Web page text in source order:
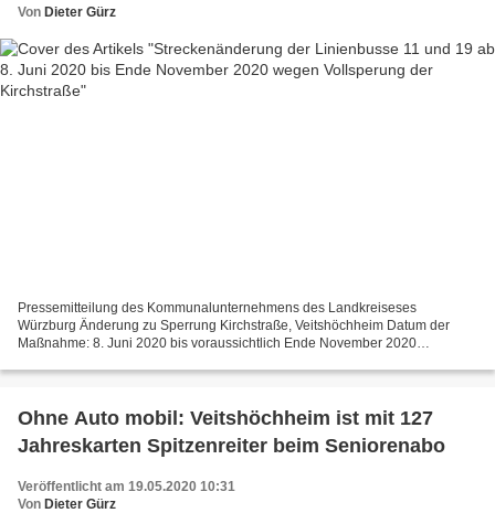
Von Dieter Gürz
Pressemitteilung des Kommunalunternehmens des Landkreiseses
Würzburg Änderung zu Sperrung Kirchstraße, Veitshöchheim Datum der
Maßnahme: 8. Juni 2020 bis voraussichtlich Ende November 2020
Ohne Auto mobil: Veitshöchheim ist mit 127
Jahreskarten Spitzenreiter beim Seniorenabo
Veröffentlicht am 19.05.2020 10:31
Von Dieter Gürz